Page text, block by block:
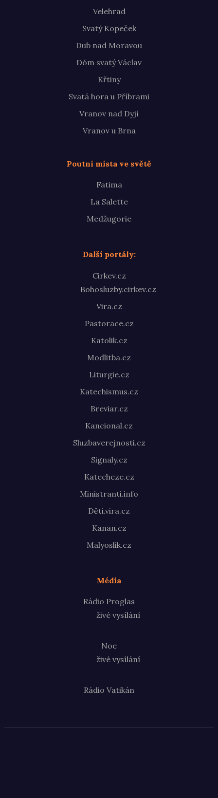
Velehrad
Svatý Kopeček
Dub nad Moravou
Dóm svatý Václav
Křtiny
Svatá hora u Příbrami
Vranov nad Dyjí
Vranov u Brna
Poutní místa ve světě
Fatima
La Salette
Medžugorie
Další portály:
Cirkev.cz
Bohosluzby.cirkev.cz
Vira.cz
Pastorace.cz
Katolik.cz
Modlitba.cz
Liturgie.cz
Katechismus.cz
Breviar.cz
Kancional.cz
Sluzbaverejnosti.cz
Signaly.cz
Katecheze.cz
Ministranti.info
Děti.vira.cz
Kanan.cz
Malyoslik.cz
Média
Rádio Proglas
živé vysílání
Noe
živé vysílání
Rádio Vatikán